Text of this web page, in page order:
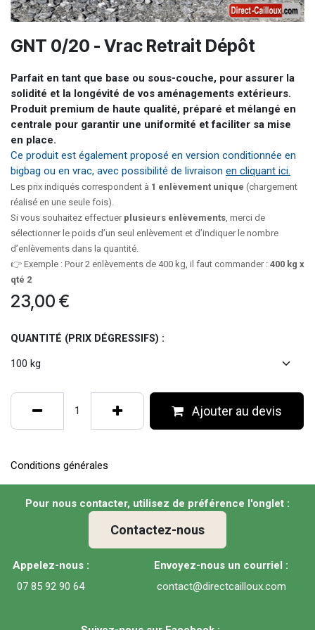
GNT 0/20 - Vrac Retrait Dépôt
Parfait en tant que base ou sous-couche, pour assurer la
solidité et la longévité de vos aménagements extérieurs.
Produit premium de haute qualité, préparé et mélangé en
centrale pour garantir une uniformité et faciliter sa mise
en place.
Ce produit est également proposé en version conditionnée en
bigbag ou en vrac, avec possibilité de livraison en cliquant ici.
Les prix indiqués correspondent à 1 enlèvement unique (chargement
réalisé en une seule fois).
Si vous souhaitez effectuer plusieurs enlèvements , merci de
sélectionner le poids d’un seul enlèvement et d’indiquer le nombre
d’enlèvements dans la quantité.
👉 Exemple : Pour 2 enlèvements de 400 kg, il faut commander : 400 kg x
qté 2
23,00 €
QUANTITÉ (PRIX DÉGRESSIFS) :
Ajouter au devis
Conditions générales
Pour nous contacter, utilisez de préférence l'onglet :
Contactez-nous
Appelez-nous :
07 85 92 90 64
Envoyez-nous un courriel :
contact@directcailloux.com